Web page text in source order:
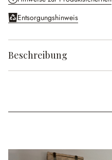
Entsorgungshinweis
Beschreibung